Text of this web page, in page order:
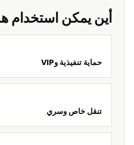
أين يمكن استخدام
حماية تنفيذية وVIP
تنقل خاص وسري